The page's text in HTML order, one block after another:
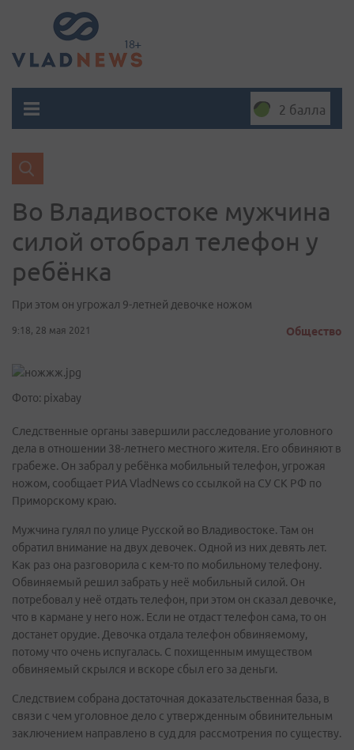
2 балла
Во Владивостоке мужчина
силой отобрал телефон у
ребёнка
При этом он угрожал 9-летней девочке ножом
9:18, 28 мая 2021 Общество
Фото: pixabay
Следственные органы завершили расследование уголовного
дела в отношении 38-летнего местного жителя. Его обвиняют в
грабеже. Он забрал у ребёнка мобильный телефон, угрожая
ножом, сообщает РИА VladNews со ссылкой на СУ СК РФ по
Приморскому краю.
Мужчина гулял по улице Русской во Владивостоке. Там он
обратил внимание на двух девочек. Одной из них девять лет.
Как раз она разговорила с кем-то по мобильному телефону.
Обвиняемый решил забрать у неё мобильный силой. Он
потребовал у неё отдать телефон, при этом он сказал девочке,
что в кармане у него нож. Если не отдаст телефон сама, то он
достанет орудие. Девочка отдала телефон обвиняемому,
потому что очень испугалась. С похищенным имуществом
обвиняемый скрылся и вскоре сбыл его за деньги.
Следствием собрана достаточная доказательственная база, в
связи с чем уголовное дело с утвержденным обвинительным
заключением направлено в суд для рассмотрения по существу.